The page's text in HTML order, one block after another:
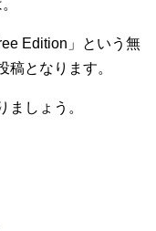
Edition」という無
稿となります。
ましょう。